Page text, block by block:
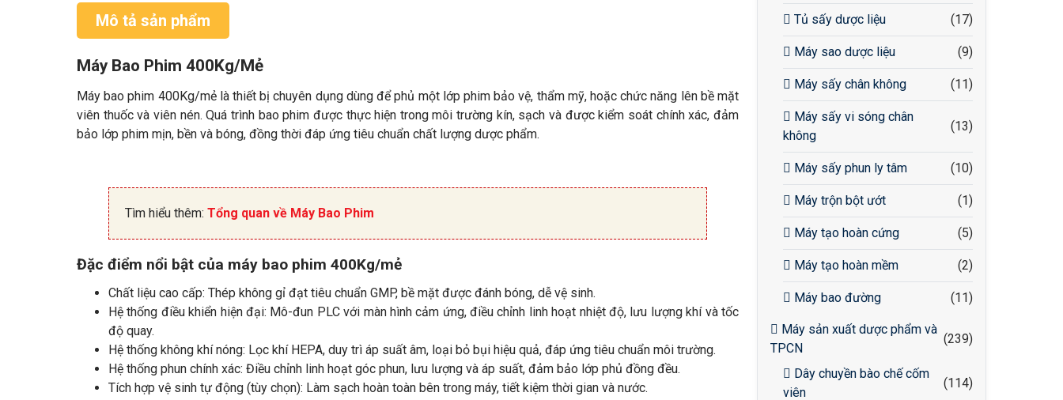
Mô tả sản phẩm
Máy Bao Phim 400Kg/Mẻ
Máy bao phim 400Kg/mẻ là thiết bị chuyên dụng dùng để phủ một lớp phim bảo vệ, thẩm mỹ, hoặc chức năng lên bề mặt
viên thuốc và viên nén. Quá trình bao phim được thực hiện trong môi trường kín, sạch và được kiểm soát chính xác, đảm
bảo lớp phim mịn, bền và bóng, đồng thời đáp ứng tiêu chuẩn chất lượng dược phẩm.
Tìm hiểu thêm: Tổng quan về Máy Bao Phim
Đặc điểm nổi bật của máy bao phim 400Kg/mẻ
Chất liệu cao cấp: Thép không gỉ đạt tiêu chuẩn GMP, bề mặt được đánh bóng, dễ vệ sinh.
Hệ thống điều khiển hiện đại: Mô-đun PLC với màn hình cảm ứng, điều chỉnh linh hoạt nhiệt độ, lưu lượng khí và tốc
độ quay.
Hệ thống không khí nóng: Lọc khí HEPA, duy trì áp suất âm, loại bỏ bụi hiệu quả, đáp ứng tiêu chuẩn môi trường.
Hệ thống phun chính xác: Điều chỉnh linh hoạt góc phun, lưu lượng và áp suất, đảm bảo lớp phủ đồng đều.
Tích hợp vệ sinh tự động (tùy chọn): Làm sạch hoàn toàn bên trong máy, tiết kiệm thời gian và nước.
Tủ sấy dược liệu (17)
Máy sao dược liệu (9)
Máy sấy chân không (11)
Máy sấy vi sóng chân
không
(13)
Máy sấy phun ly tâm (10)
Máy trộn bột ướt (1)
Máy tạo hoàn cứng (5)
Máy tạo hoàn mềm (2)
Máy bao đường (11)
Máy sản xuất dược phẩm và
TPCN
(239)
Dây chuyền bào chế cốm
viên
(114)